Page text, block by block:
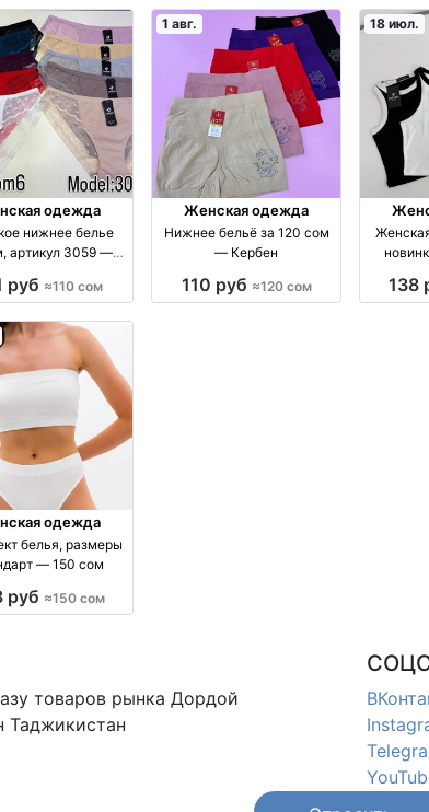
одежда
нижнее белье
артикул 3059 —
руб ≈110 сом
1 авг.
Женская одежда
Нижнее бельё за 120 сом
— Кербен
110 руб ≈120 сом
18 июл.
138
одежда
белья, размеры
— 150 сом
руб ≈150 сом
товаров рынка Дордой
Таджикистан